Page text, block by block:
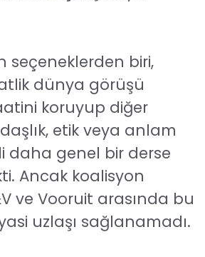
seçeneklerden biri,
dünya görüşü
koruyup diğer
etik veya anlam
daha genel bir derse
Ancak koalisyon
ve Vooruit arasında bu
uzlaşı sağlanamadı.